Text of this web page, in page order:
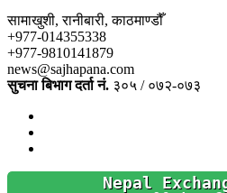
सामाखुशी, रानीबारी, काठमाण्डौँ
+977-014355338
+977-9810141879
news@sajhapana.com
सुचना बिभाग दर्ता नं. ३०५ / ०७२-०७३